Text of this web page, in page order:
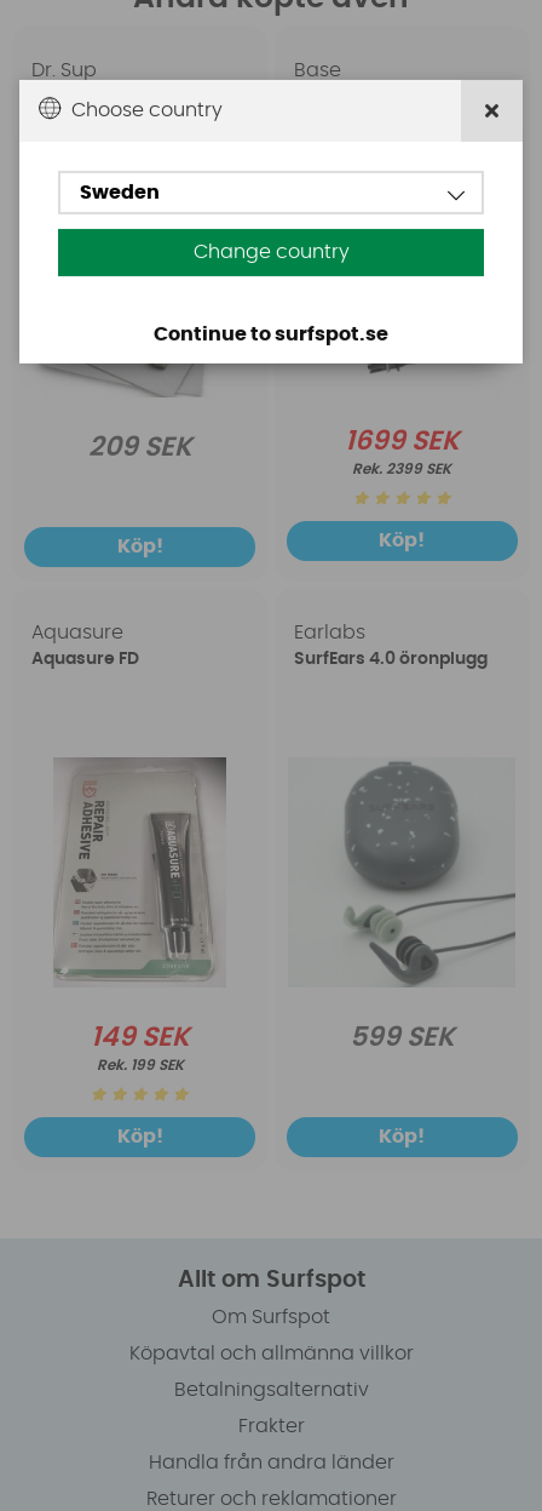
Dr. Sup
Dr. SUP PVC
Reparaturset
209 SEK
Köp!
Base
1699 SEK
2399 SEK
Köp!
Aquasure
Aquasure FD
149 SEK
199 SEK
Köp!
Earlabs
SurfEars 4.0 öronplugg
599 SEK
Köp!
Allt om Surfspot
Om Surfspot
Köpavtal och allmänna villkor
Betalningsalternativ
Frakter
Handla från andra länder
Returer och reklamationer
Choose country
Sweden
Change country
Continue to surfspot.se